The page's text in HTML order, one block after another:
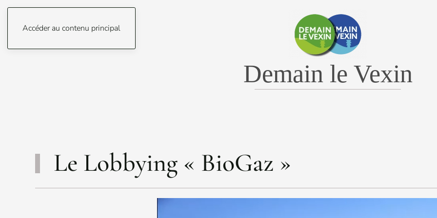
Accéder au contenu principal
Demain le Vexin
Le Lobbying « BioGaz »